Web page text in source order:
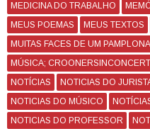
MEDICINA DO TRABALHO
MEUS POEMAS
MEUS TEXTOS
MUITAS FACES DE UM PAMPLONA
MÚSICA;
NOTÍCIAS
NOTICIAS DO
NOTICIAS DO MÚSICO
NOTICIAS DO PROFESSOR